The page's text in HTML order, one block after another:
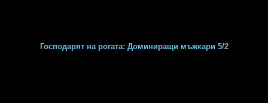
Господарят на рогата: Доминиращи мъжкари 5/2